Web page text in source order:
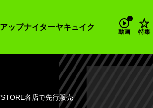
ップナイターヤキュイク
動画 特集
各店で先行販売